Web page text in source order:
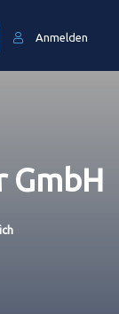
Anmelden
GmbH